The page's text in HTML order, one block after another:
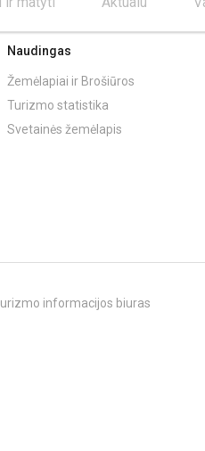
Naudingas
Žemėlapiai ir Brošiūros
Turizmo statistika
Svetainės žemėlapis
informacijos biuras